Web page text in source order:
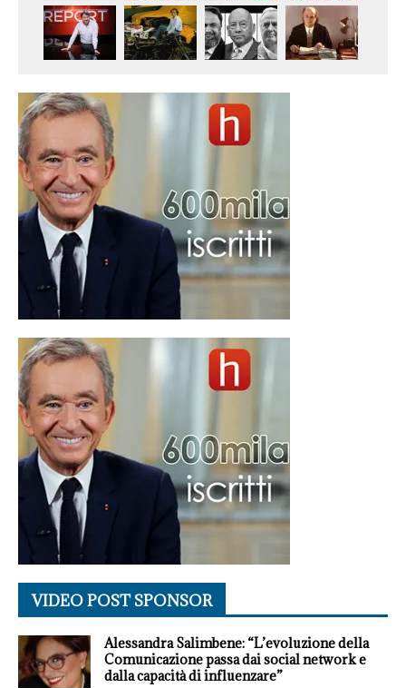
VIDEO POST SPONSOR
Alessandra Salimbene: “L’evoluzione della
Comunicazione passa dai social network e
dalla capacità di influenzare”